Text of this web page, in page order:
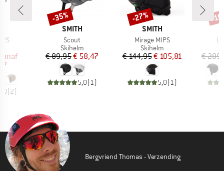
prijs
(2)
MERK
SMITH
Artikel
Scout
Productgroep
Skihelm
Prijs
€ 89,95Verlaagde prijs
€ 58,47
5,0( 1)
Korting
-35%
MERK
SMITH
Artikel
Mirage MIPS
Productgroep
Skihelm
Prijs
€ 144,95Verlaagde prijs
€ 105,81
5,0( 1)
Korting
-27%
€
-
Bergvriend Thomas - Verzending